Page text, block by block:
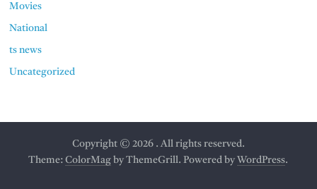
Movies
National
ts news
Uncategorized
Copyright © 2026 . All rights reserved.
Theme:ColorMag by ThemeGrill. Powered byWordPress.